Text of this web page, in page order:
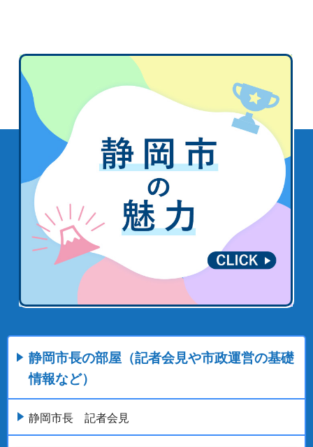
静岡市長の部屋（記者会見や市政運営の基礎
情報など）
静岡市長 記者会見